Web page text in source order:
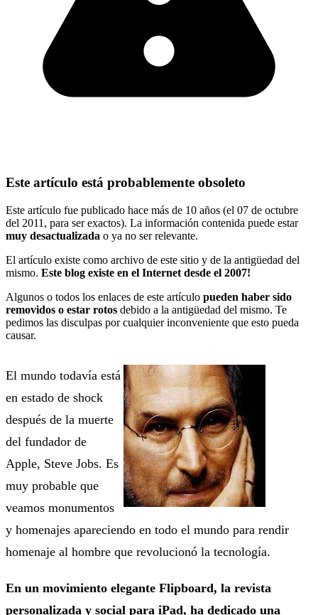
Este artículo está probablemente obsoleto
Este artículo fue publicado hace más de 10 años (el 07 de octubre
del 2011, para ser exactos). La información contenida puede estar
muy desactualizada o ya no ser relevante.
El artículo existe como archivo de este sitio y de la antigüedad del
mismo. Este blog existe en el Internet desde el 2007!
Algunos o todos los enlaces de este artículo pueden haber sido
removidos o estar rotos debido a la antigüedad del mismo. Te
pedimos las disculpas por cualquier inconveniente que esto pueda
causar.
El mundo todavía está
en estado de shock
después de la muerte
del fundador de
Apple, Steve Jobs. Es
muy probable que
veamos monumentos
y homenajes apareciendo en todo el mundo para rendir
homenaje al hombre que revolucionó la tecnología.
En un movimiento elegante Flipboard, la revista
personalizada y social para iPad, ha dedicado una